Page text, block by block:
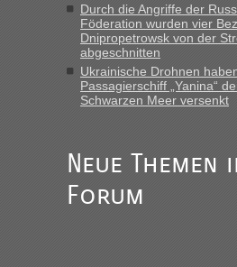
Recht, Visa und Dokumente
gebrauchter Kleidung beim Zoll
„Vielen Dank, mit einem Briefchen
gab es keine Probleme“
fast 11 Milliarden aufgedeckt
„Am besten wäre natürlich, wenn
Alleinreisende Männer stehen
Durch die Angriffe der
Föderation wurden vier
Dnipropetrowsk von der
abgeschnitten
Ukrainische Drohnen
Passagierschiff „Yanina“
Schwarzen Meer versenkt
Neue Themen
Forum